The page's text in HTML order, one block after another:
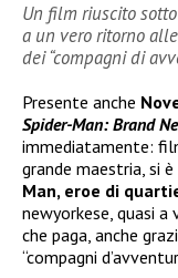
Un film riuscito
a un vero ritorno
dei “compagni di
Presente anche
Spider-Man: Brand
immediatamente:
grande maestria, si
Man, eroe di
newyorkese, quasi
che paga, anche
“compagni